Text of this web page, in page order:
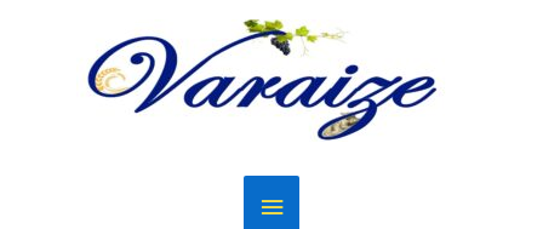
MENU